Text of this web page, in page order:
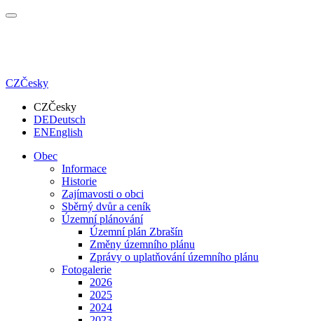
CZČesky
CZČesky
DEDeutsch
ENEnglish
Obec
Informace
Historie
Zajímavosti o obci
Sběrný dvůr a ceník
Územní plánování
Územní plán Zbrašín
Změny územního plánu
Zprávy o uplatňování územního plánu
Fotogalerie
2026
2025
2024